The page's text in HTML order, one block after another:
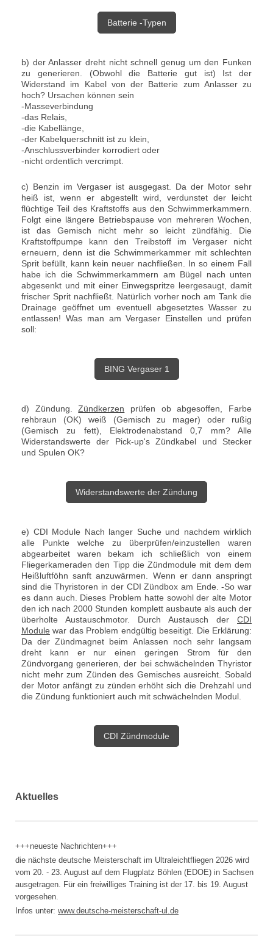
Batterie -Typen
b) der Anlasser dreht nicht schnell genug um den Funken
zu generieren. (Obwohl die Batterie gut ist) Ist der
Widerstand im Kabel von der Batterie zum Anlasser zu
hoch? Ursachen können sein
-Masseverbindung
-das Relais,
-die Kabellänge,
-der Kabelquerschnitt ist zu klein,
-Anschlussverbinder korrodiert oder
-nicht ordentlich vercrimpt.
c) Benzin im Vergaser ist ausgegast. Da der Motor sehr
heiß ist, wenn er abgestellt wird, verdunstet der leicht
flüchtige Teil des Kraftstoffs aus den Schwimmerkammern.
Folgt eine längere Betriebspause von mehreren Wochen,
ist das Gemisch nicht mehr so leicht zündfähig. Die
Kraftstoffpumpe kann den Treibstoff im Vergaser nicht
erneuern, denn ist die Schwimmerkammer mit schlechten
Sprit befüllt, kann kein neuer nachfließen. In so einem Fall
habe ich die Schwimmerkammern am Bügel nach unten
abgesenkt und mit einer Einwegspritze leergesaugt, damit
frischer Sprit nachfließt. Natürlich vorher noch am Tank die
Drainage geöffnet um eventuell abgesetztes Wasser zu
entlassen! Was man am Vergaser Einstellen und prüfen
soll:
BING Vergaser 1
d) Zündung.Zündkerzen prüfen ob abgesoffen, Farbe
rehbraun (OK) weiß (Gemisch zu mager) oder rußig
(Gemisch zu fett), Elektrodenabstand 0,7 mm? Alle
Widerstandswerte der Pick-up's Zündkabel und Stecker
und Spulen OK?
Widerstandswerte der Zündung
e) CDI Module Nach langer Suche und nachdem wirklich
alle Punkte welche zu überprüfen/einzustellen waren
abgearbeitet waren bekam ich schließlich von einem
Fliegerkameraden den Tipp die Zündmodule mit dem dem
Heißluftföhn sanft anzuwärmen. Wenn er dann anspringt
sind die Thyristoren in der CDI Zündbox am Ende. -So war
es dann auch. Dieses Problem hatte sowohl der alte Motor
den ich nach 2000 Stunden komplett ausbaute als auch der
überholte Austauschmotor. Durch Austausch der
CDI
Module war das Problem endgültig beseitigt. Die Erklärung:
Da der Zündmagnet beim Anlassen noch sehr langsam
dreht kann er nur einen geringen Strom für den
Zündvorgang generieren, der bei schwächelnden Thyristor
nicht mehr zum Zünden des Gemisches ausreicht. Sobald
der Motor anfängt zu zünden erhöht sich die Drehzahl und
die Zündung funktioniert auch mit schwächelnden Modul.
CDI Zündmodule
Aktuelles
+++neueste Nachrichten+++
die nächste deutsche Meisterschaft im Ultraleichtfliegen 2026 wird
vom 20. - 23. August auf dem Flugplatz Böhlen (EDOE) in Sachsen
ausgetragen. Für ein freiwilliges Training ist der 17. bis 19. August
vorgesehen.
Infos unter: www.deutsche-meisterschaft-ul.de